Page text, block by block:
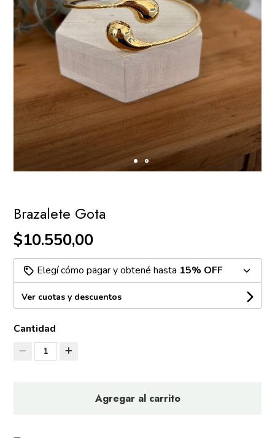
Brazalete Gota
$10.550,00
Elegí cómo pagar y obtené hasta 15% OFF
Ver cuotas y descuentos
Cantidad
1
Agregar al carrito